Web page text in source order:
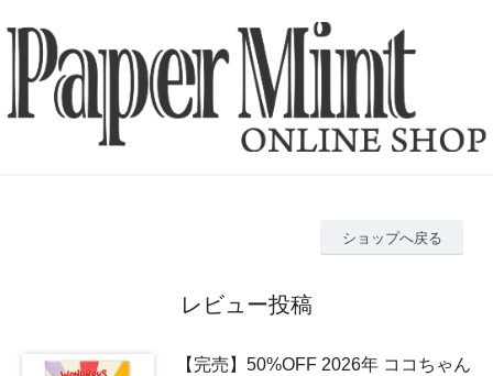
ショップへ戻る
レビュー投稿
【完売】50%OFF 2026年 ココちゃん